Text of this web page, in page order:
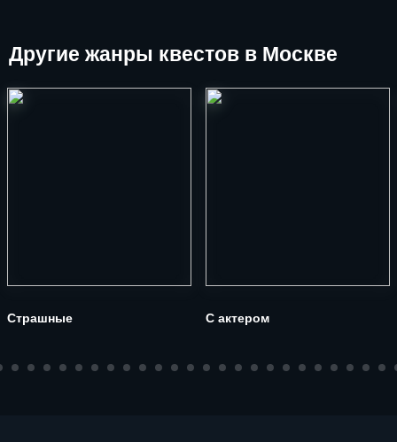
Другие жанры квестов в Москве
Страшные С актером